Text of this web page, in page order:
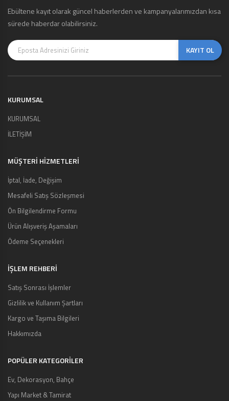
Ebültene kayıt olarak güncel haberlerden ve kampanyalarımızdan kısa
sürede haberdar olabilirsiniz.
KAYIT OL
KURUMSAL
KURUMSAL
İLETİŞİM
MÜŞTERI HIZMETLERI
İptal, İade, Değişim
Mesafeli Satış Sözleşmesi
Ön Bilgilendirme Formu
Ürün Alışveriş Aşamaları
Ödeme Seçenekleri
İŞLEM REHBERİ
Satış Sonrası İşlemler
Gizlilik ve Kullanım Şartları
Kargo ve Taşıma Bilgileri
Hakkımızda
POPÜLER KATEGORİLER
Ev, Dekorasyon, Bahçe
Yapı Market & Tamirat